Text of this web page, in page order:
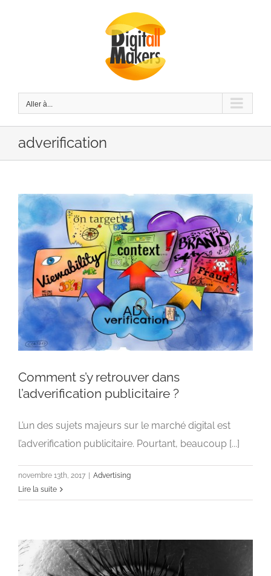
Aller à...
adverification
Comment s’y retrouver dans l’adverification
publicitaire ?
Comment s’y retrouver dans
l’adverification publicitaire ?
L’un des sujets majeurs sur le marché digital est
l’adverification publicitaire. Pourtant, beaucoup [...]
novembre 13th, 2017
Advertising
Lire la suite